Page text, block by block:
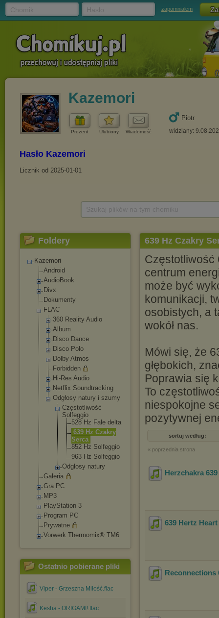
zapomniałem
Kazemori
Prezent Ulubiony Wiadomość
Piotr
widziany:
Foldery
Kazemori
Android
AudioBook
Divx
Dokumenty
FLAC
360 Reality Audio
Album
Disco Dance
Disco Polo
Dolby Atmos
Forbidden
Hi-Res Audio
Netflix Soundtracking
Odgłosy natury i szumy
Częstotliwość
Solfeggio
528 Hz Fale delta
639 Hz Czakry
Serca
852 Hz Solfeggio
963 Hz Solfeggio
Odgłosy natury
Galeria
Gra PC
MP3
PlayStation 3
Program PC
Prywatne
Vorwerk Thermomix® TM6
Ostatnio pobierane pliki
Viper - Grzeszna Miłość.flac
Kesha - ORIGAMI!.flac
639 Hz Czakry
Częstotliwość
centrum
może być
komunikacji,
osobistych, a
wokół nas.
Mówi się, że
głębokich,
Poprawia się
To
niespokojne
pozytywnej
sortuj według:
« poprzednia strona
Herzchakra
639 Hertz
Reconnections